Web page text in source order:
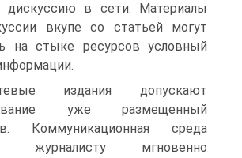
дискуссию в сети. Материалы
вкупе со статьей могут
на стыке ресурсов условный
издания допускают
уже размещенный
Коммуникационная среда
журналисту мгновенно